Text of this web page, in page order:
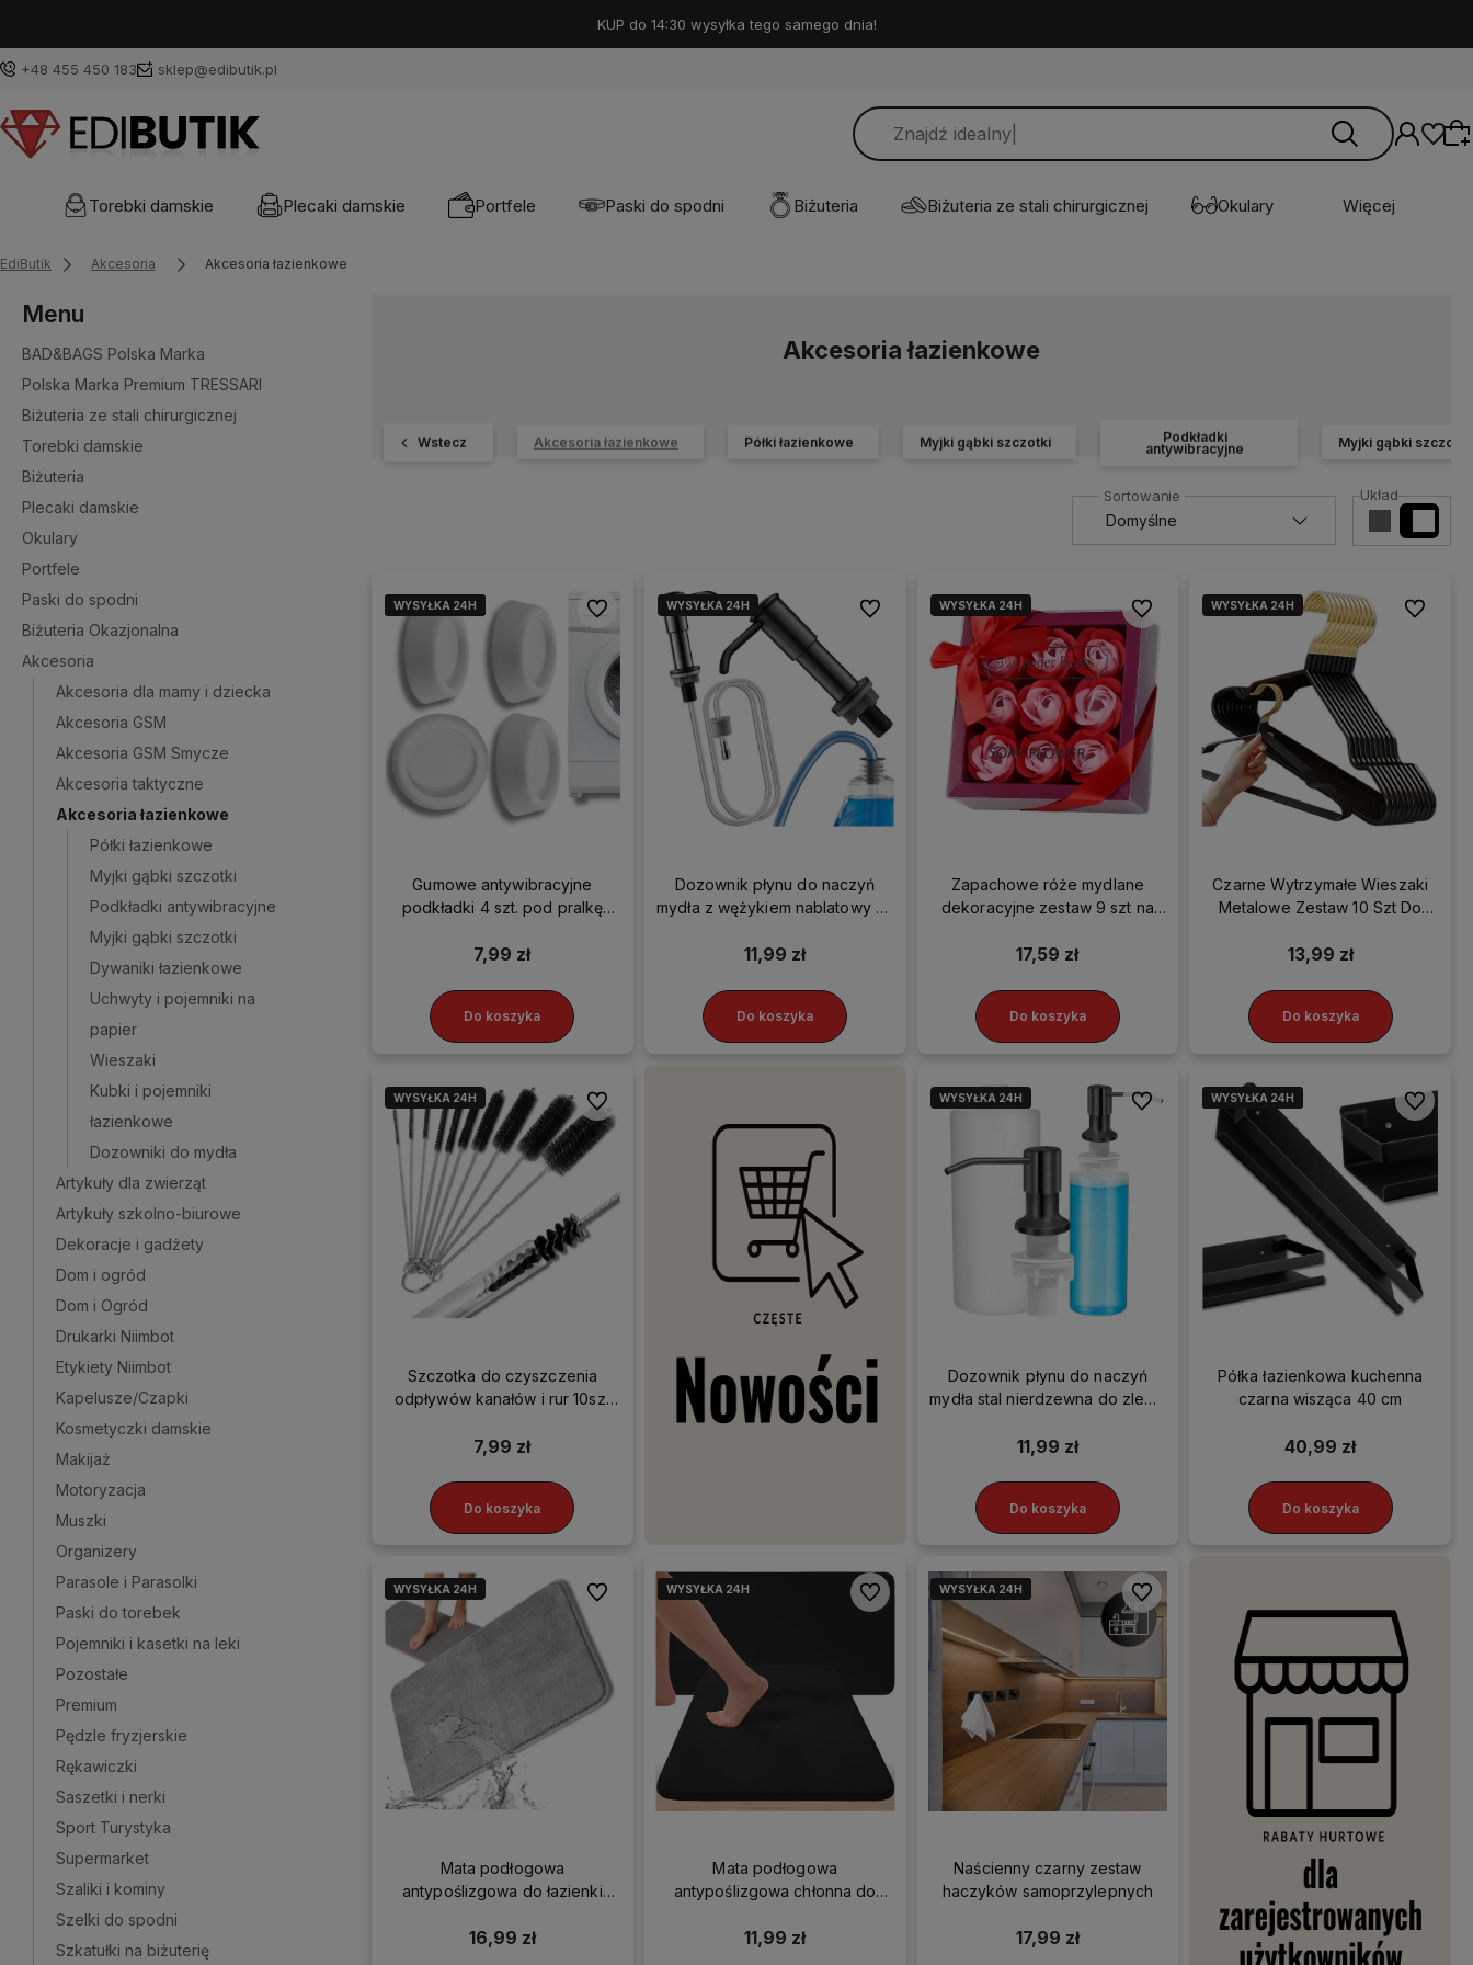
KUP do 14:30 wysyłka tego samego dnia!
+48 455 450 183 sklep@edibutik.pl
Torebki damskie Plecaki damskie Portfele Paski do spodni Biżuteria Biżuteria ze stali chirurgicznej Okulary Więcej
EdiButik Akcesoria Akcesoria łazienkowe
Menu
BAD&BAGS Polska Marka
Polska Marka Premium TRESSARI
Biżuteria ze stali chirurgicznej
Torebki damskie
Biżuteria
Plecaki damskie
Okulary
Portfele
Paski do spodni
Biżuteria Okazjonalna
Akcesoria
Akcesoria dla mamy i dziecka
Akcesoria GSM
Akcesoria GSM Smycze
Akcesoria taktyczne
Akcesoria łazienkowe
Półki łazienkowe
Myjki gąbki szczotki
Podkładki antywibracyjne
Myjki gąbki szczotki
Dywaniki łazienkowe
Uchwyty i pojemniki na
papier
Wieszaki
Kubki i pojemniki
łazienkowe
Dozowniki do mydła
Artykuły dla zwierząt
Artykuły szkolno-biurowe
Dekoracje i gadżety
Dom i ogród
Dom i Ogród
Drukarki Niimbot
Etykiety Niimbot
Kapelusze/Czapki
Kosmetyczki damskie
Makijaż
Motoryzacja
Muszki
Organizery
Parasole i Parasolki
Paski do torebek
Pojemniki i kasetki na leki
Pozostałe
Premium
Pędzle fryzjerskie
Rękawiczki
Saszetki i nerki
Sport Turystyka
Supermarket
Szaliki i kominy
Szelki do spodni
Szkatułki na biżuterię
Akcesoria łazienkowe
Wstecz Akcesoria łazienkowe Półki łazienkowe Myjki gąbki szczotki Podkładki
antywibracyjne Myjki gąbki szczotki
Układ
WYSYŁKA 24H
WYSYŁKA 24H
WYSYŁKA 24H
WYSYŁKA 24H
Gumowe antywibracyjne
podkładki 4 szt. pod pralkę
7,99 zł
Do koszyka
Do ulubionychWYSYŁKA 24H
Dozownik płynu do naczyń
mydła z wężykiem nablatowy na
11,99 zł
Do koszyka
Do ulubionychWYSYŁKA 24H
Zapachowe róże mydlane
dekoracyjne zestaw 9 szt na
17,59 zł
Do koszyka
Do ulubionychWYSYŁKA 24H
Czarne Wytrzymałe Wieszaki
Metalowe Zestaw 10 Szt Do
13,99 zł
Do koszyka
Do
WYSYŁKA 24H
Szczotka do czyszczenia
odpływów kanałów i rur 10szt
7,99 zł
Do koszyka
Do ulubionych WYSYŁKA 24H
Dozownik płynu do naczyń
mydła stal nierdzewna do zlewu
11,99 zł
Do koszyka
Do ulubionychWYSYŁKA 24H
WYSYŁKA 24H
WYSYŁKA 24H
WYSYŁKA 24H
Półka łazienkowa kuchenna
czarna wisząca 40 cm
40,99 zł
Do koszyka
Do
WYSYŁKA 24H
Mata podłogowa
antypoślizgowa do łazienki
16,99 zł
Do ulubionychWYSYŁKA 24H
WYSYŁKA 24H
WYSYŁKA 24H
WYSYŁKA 24H
Mata podłogowa
antypoślizgowa chłonna do
11,99 zł
Do ulubionychWYSYŁKA 24H
WYSYŁKA 24H
WYSYŁKA 24H
WYSYŁKA 24H
Naścienny czarny zestaw
haczyków samoprzylepnych
17,99 zł
Do ulubionych